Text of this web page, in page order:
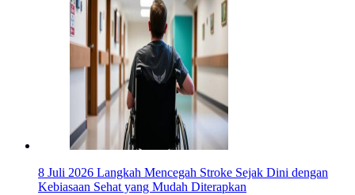
8 Juli 2026 Langkah Mencegah Stroke Sejak Dini dengan
Kebiasaan Sehat yang Mudah Diterapkan